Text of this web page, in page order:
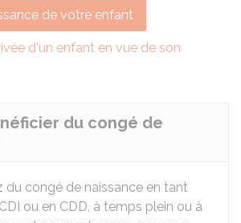
de votre enfant
d'un enfant en vue de son
du congé de
du congé de naissance en tant
CDI ou en CDD, à temps plein ou à